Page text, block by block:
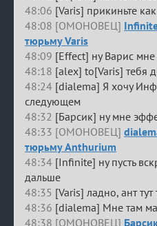
48:06 [Varis] прикиньте
48:08 [ОМОНОВЕЦ]
тюрьму Varis
48:09 [Effect] ну Варис
48:18 [alex] to[Varis] тебя
48:24 [dialema] Я хочу
следующем
48:32 [Барсик] ну мне
48:33 [ОМОНОВЕЦ]
тюрьму Anthurium
48:34 [Infinite] ну пусть
дальше
48:35 [Varis] ладно, ант
48:36 [dialema] Мне там
48:38 [ОМОНОВЕЦ]